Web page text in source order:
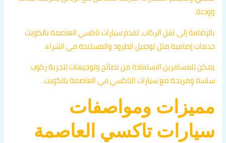
وودية.
بالإضافة إلى نقل الركاب، تقدم سيارات تاكسي العاصمة بالكويت
خدمات إضافية مثل توصيل الطرود والمساعدة في الشراء.
يمكن للمسافرين الاستفادة من نصائح وتوجيهات لتجربة ركوب
سلسة ومريحة مع سيارات التاكسي في العاصمة بالكويت.
مميزات ومواصفات
سيارات تاكسي العاصمة